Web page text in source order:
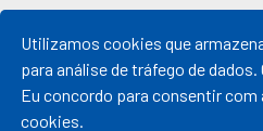
Utilizamos cookies que
para análise de tráfego de
Eu concordo para consentir com
cookies.
0800
Horário de
De segunda a